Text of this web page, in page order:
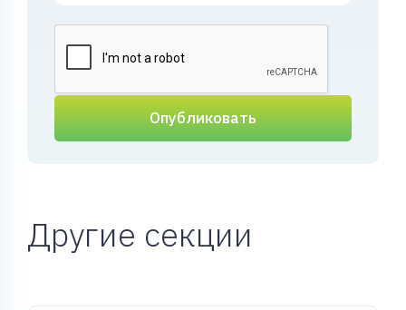
Опубликовать
Другие секции